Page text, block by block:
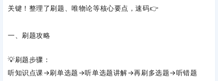
关键！整理了刷题、唯物论等核心要点，速码👉
一、刷题攻略
💡刷题步骤：
听知识点课→刷单选题→听单选题讲解→再刷多选题→听错题